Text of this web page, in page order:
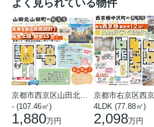
よく見られている物件
- (107.46㎡)
1,880万円
4LDK (77.88㎡)
2,098万円